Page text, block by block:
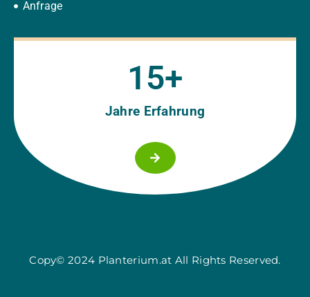
Anfrage
Jahre Erfahrung
15+
Copy© 2024 Planterium.at All Rights Reserved.